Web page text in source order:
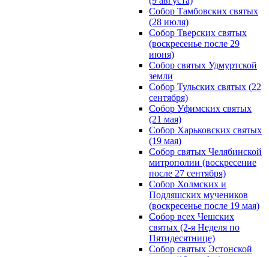
Собор Тамбовских святых
(28 июля)
Собор Тверских святых
(воскресенье после 29
июня)
Собор святых Удмуртской
земли
Собор Тульских святых (22
сентября)
Собор Уфимских святых
(21 мая)
Собор Харьковских святых
(19 мая)
Собор святых Челябинской
митрополии (воскресение
после 27 сентября)
Собор Холмских и
Подляшских мучеников
(воскресенье после 19 мая)
Собор всех Чешских
святых (2-я Неделя по
Пятидесятнице)
Собор святых Эстонской